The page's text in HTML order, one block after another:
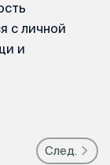
с личной
и
След.